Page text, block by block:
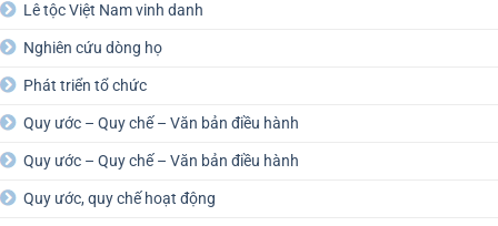
Lê tộc Việt Nam vinh danh
Nghiên cứu dòng họ
Phát triển tổ chức
Quy ước – Quy chế – Văn bản điều hành
Quy ước – Quy chế – Văn bản điều hành
Quy ước, quy chế hoạt động